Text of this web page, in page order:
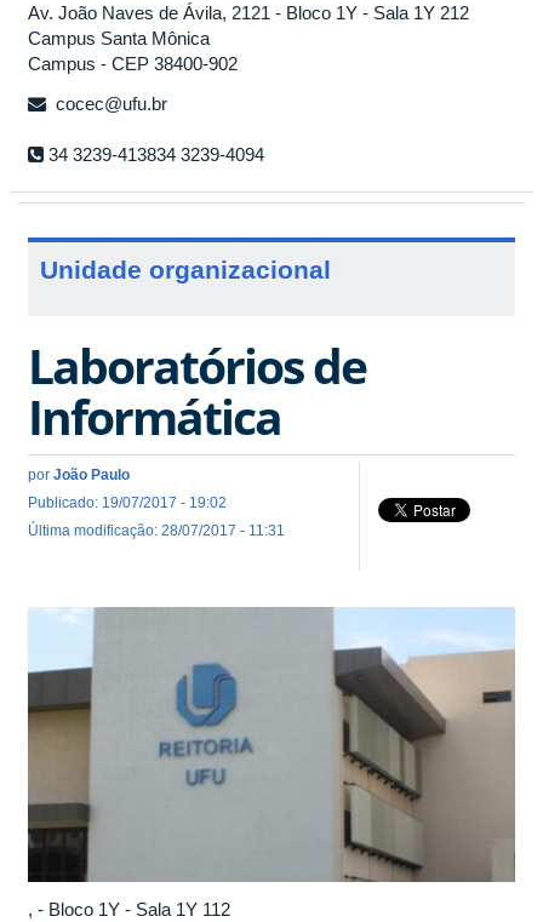
Av. João Naves de Ávila, 2121 - Bloco 1Y - Sala 1Y 212
Campus Santa Mônica
Campus - CEP 38400-902
cocec@ufu.br
34 3239-413834 3239-4094
Unidade organizacional
Laboratórios de
Informática
por João Paulo
Publicado: 19/07/2017 - 19:02
Última modificação: 28/07/2017 - 11:31
, - Bloco 1Y - Sala 1Y 112